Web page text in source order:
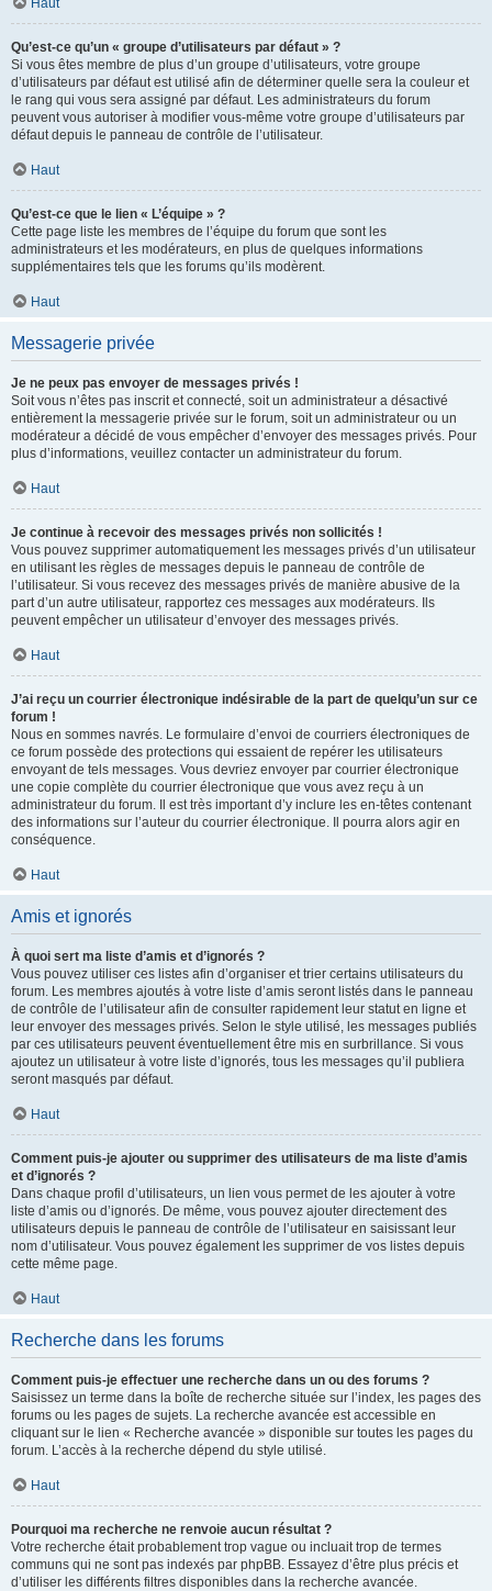
Haut
Qu’est-ce qu’un « groupe d’utilisateurs par défaut » ?
Si vous êtes membre de plus d’un groupe d’utilisateurs, votre groupe
d’utilisateurs par défaut est utilisé afin de déterminer quelle sera la couleur et
le rang qui vous sera assigné par défaut. Les administrateurs du forum
peuvent vous autoriser à modifier vous-même votre groupe d’utilisateurs par
défaut depuis le panneau de contrôle de l’utilisateur.
Haut
Qu’est-ce que le lien « L’équipe » ?
Cette page liste les membres de l’équipe du forum que sont les
administrateurs et les modérateurs, en plus de quelques informations
supplémentaires tels que les forums qu’ils modèrent.
Haut
Messagerie privée
Je ne peux pas envoyer de messages privés !
Soit vous n’êtes pas inscrit et connecté, soit un administrateur a désactivé
entièrement la messagerie privée sur le forum, soit un administrateur ou un
modérateur a décidé de vous empêcher d’envoyer des messages privés. Pour
plus d’informations, veuillez contacter un administrateur du forum.
Haut
Je continue à recevoir des messages privés non sollicités !
Vous pouvez supprimer automatiquement les messages privés d’un utilisateur
en utilisant les règles de messages depuis le panneau de contrôle de
l’utilisateur. Si vous recevez des messages privés de manière abusive de la
part d’un autre utilisateur, rapportez ces messages aux modérateurs. Ils
peuvent empêcher un utilisateur d’envoyer des messages privés.
Haut
J’ai reçu un courrier électronique indésirable de la part de quelqu’un sur ce
forum !
Nous en sommes navrés. Le formulaire d’envoi de courriers électroniques de
ce forum possède des protections qui essaient de repérer les utilisateurs
envoyant de tels messages. Vous devriez envoyer par courrier électronique
une copie complète du courrier électronique que vous avez reçu à un
administrateur du forum. Il est très important d’y inclure les en-têtes contenant
des informations sur l’auteur du courrier électronique. Il pourra alors agir en
conséquence.
Haut
Amis et ignorés
À quoi sert ma liste d’amis et d’ignorés ?
Vous pouvez utiliser ces listes afin d’organiser et trier certains utilisateurs du
forum. Les membres ajoutés à votre liste d’amis seront listés dans le panneau
de contrôle de l’utilisateur afin de consulter rapidement leur statut en ligne et
leur envoyer des messages privés. Selon le style utilisé, les messages publiés
par ces utilisateurs peuvent éventuellement être mis en surbrillance. Si vous
ajoutez un utilisateur à votre liste d’ignorés, tous les messages qu’il publiera
seront masqués par défaut.
Haut
Comment puis-je ajouter ou supprimer des utilisateurs de ma liste d’amis
et d’ignorés ?
Dans chaque profil d’utilisateurs, un lien vous permet de les ajouter à votre
liste d’amis ou d’ignorés. De même, vous pouvez ajouter directement des
utilisateurs depuis le panneau de contrôle de l’utilisateur en saisissant leur
nom d’utilisateur. Vous pouvez également les supprimer de vos listes depuis
cette même page.
Haut
Recherche dans les forums
Comment puis-je effectuer une recherche dans un ou des forums ?
Saisissez un terme dans la boîte de recherche située sur l’index, les pages des
forums ou les pages de sujets. La recherche avancée est accessible en
cliquant sur le lien « Recherche avancée » disponible sur toutes les pages du
forum. L’accès à la recherche dépend du style utilisé.
Haut
Pourquoi ma recherche ne renvoie aucun résultat ?
Votre recherche était probablement trop vague ou incluait trop de termes
communs qui ne sont pas indexés par phpBB. Essayez d’être plus précis et
d’utiliser les différents filtres disponibles dans la recherche avancée.